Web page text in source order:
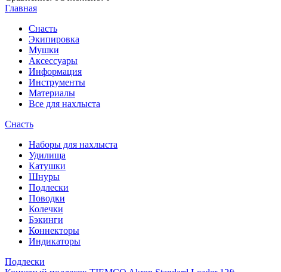
Главная
Снасть
Экипировка
Мушки
Аксессуары
Информация
Инструменты
Материалы
Все для нахлыста
Снасть
Наборы для нахлыста
Удилища
Катушки
Шнуры
Подлески
Поводки
Колечки
Бэкинги
Коннекторы
Индикаторы
Подлески